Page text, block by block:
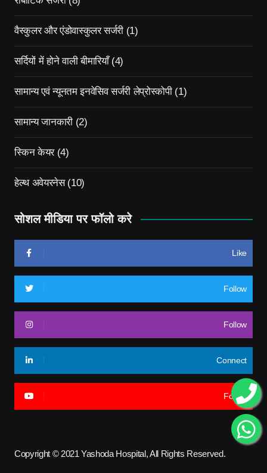
वैस्कुलर और एंडोवास्कुलर सर्जरी (1)
सर्दियों में होने वाली बीमारियाँ(4)
सामान्य एवं न्यूनतम इनवेसिव सर्जरी लेप्रोस्कोपी(1)
सामान्य जानकारी(2)
स्किन केयर(4)
हेल्थ अवेयरनेस(10)
सोशल मीडिया पर फॉलो करे
Like
Follow
Follow
Connect
Follow
Copyright © 2021 Yashoda Hospital, All Rights Reserved.